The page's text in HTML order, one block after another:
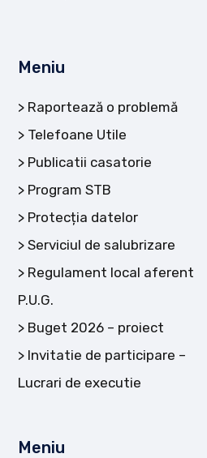
Meniu
Raportează o problemă
Telefoane Utile
Publicatii casatorie
Program STB
Protecția datelor
Serviciul de salubrizare
Regulament local aferent
P.U.G.
Buget 2026 – proiect
Invitatie de participare –
Lucrari de executie
Meniu